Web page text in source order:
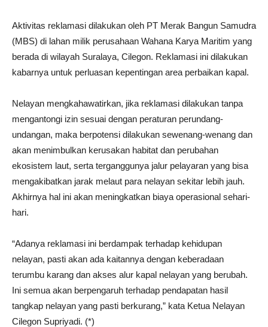
Aktivitas reklamasi dilakukan oleh PT Merak Bangun Samudra
(MBS) di lahan milik perusahaan Wahana Karya Maritim yang
berada di wilayah Suralaya, Cilegon. Reklamasi ini dilakukan
kabarnya untuk perluasan kepentingan area perbaikan kapal.
Nelayan mengkahawatirkan, jika reklamasi dilakukan tanpa
mengantongi izin sesuai dengan peraturan perundang-
undangan, maka berpotensi dilakukan sewenang-wenang dan
akan menimbulkan kerusakan habitat dan perubahan
ekosistem laut, serta terganggunya jalur pelayaran yang bisa
mengakibatkan jarak melaut para nelayan sekitar lebih jauh.
Akhirnya hal ini akan meningkatkan biaya operasional sehari-
hari.
“Adanya reklamasi ini berdampak terhadap kehidupan
nelayan, pasti akan ada kaitannya dengan keberadaan
terumbu karang dan akses alur kapal nelayan yang berubah.
Ini semua akan berpengaruh terhadap pendapatan hasil
tangkap nelayan yang pasti berkurang,” kata Ketua Nelayan
Cilegon Supriyadi. (*)